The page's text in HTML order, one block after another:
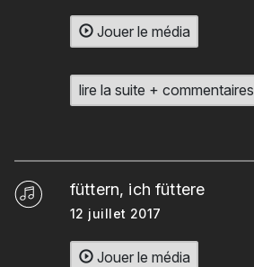
Jouer le média
lire la suite + commentaires
füttern, ich füttere
12 juillet 2017
Jouer le média